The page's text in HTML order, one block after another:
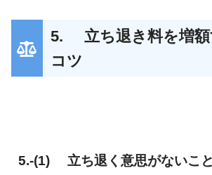
5. 立ち退き料を増額
コツ
5.-(1) 立ち退く意思がないこ